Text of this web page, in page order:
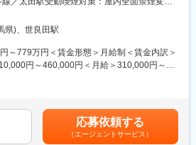
間休日125日
。時差勤務も可。
パス：
長を続ける当社は、装置事業部を中心に高い
ンテンツ制作をお任せします。
、動画コンテンツ編集
管理、関連部門調整等の営業的業務
社員4名（30代～40代を中心に業務を行って
事業所
県)、世良田駅
～779万円＜賃金形態＞月給制＜賃金内訳＞
円～460,000円＜月給＞310,000円～
定手当を含めた表記です。応募依頼する
（エージェントサービス）